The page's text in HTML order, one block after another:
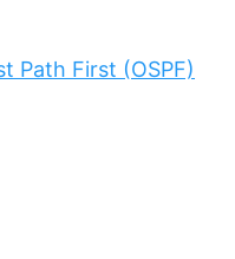
Path First (OSPF)